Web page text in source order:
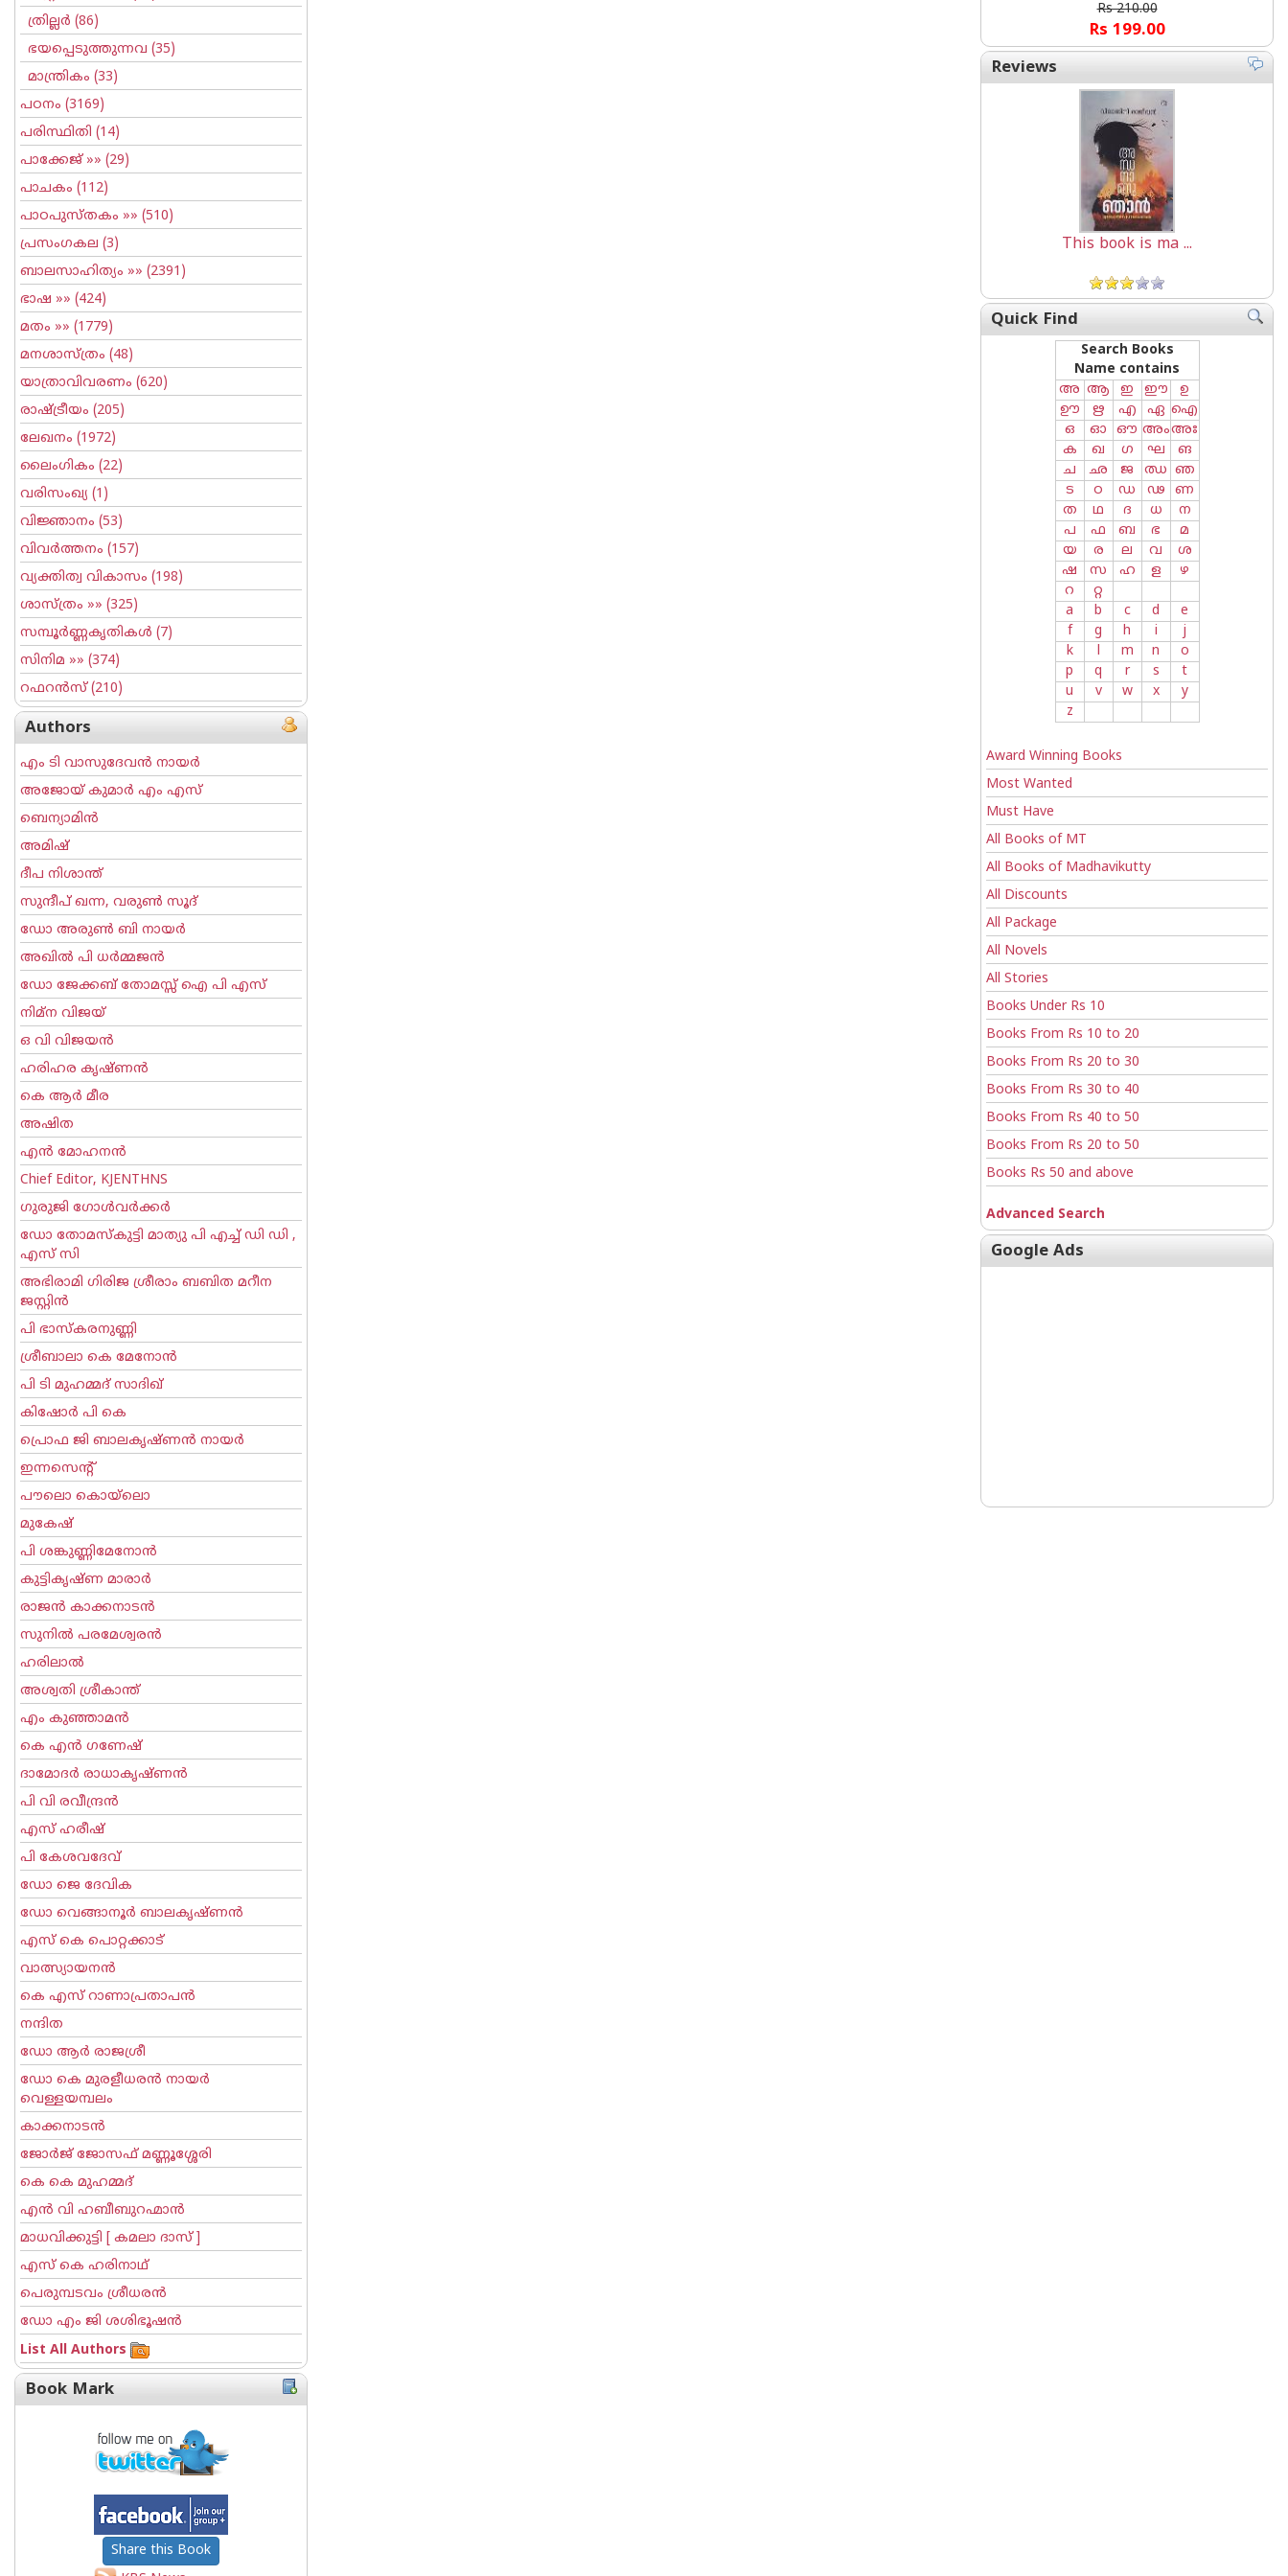
ത്രില്ലര്‍ (86)
ഭയപ്പെടുത്തുന്നവ (35)
മാന്ത്രികം (33)
പഠനം (3169)
പരിസ്ഥിതി (14)
പാക്കേജ് »» (29)
പാചകം (112)
പാഠപുസ്തകം »» (510)
പ്രസംഗകല (3)
ബാലസാഹിത്യം »» (2391)
ഭാഷ »» (424)
മതം »» (1779)
മനശാസ്ത്രം (48)
യാത്രാവിവരണം (620)
രാഷ്ട്രീയം (205)
ലേഖനം (1972)
ലൈംഗികം (22)
വരിസംഖ്യ (1)
വിജ്ഞാനം (53)
വിവര്‍ത്തനം (157)
വ്യക്തിത്വ വികാസം (198)
ശാസ്ത്രം »» (325)
സമ്പൂര്‍ണ്ണകൃതികള്‍ (7)
സിനിമ »» (374)
റഫറന്‍സ്(210)
Authors
എം ടി വാസുദേവന്‍ നായര്‍
അജോയ് കുമാര്‍ എം എസ്
ബെന്യാമിന്‍
അമിഷ്
ദീപ നിശാന്ത്
സുന്ദീപ് ഖന്ന, വരുൺ സൂദ്
ഡോ അരുണ്‍ ബി നായര്‍
അഖില്‍ പി ധര്‍മ്മജന്‍
ഡോ ജേക്കബ് തോമസ്സ് ഐ പി എസ്
നിമ്ന വിജയ്
ഒ വി വിജയന്‍
ഹരിഹര കൃഷ്ണൻ
കെ ആര്‍ മീര
അഷിത
എന്‍ മോഹനന്‍
Chief Editor, KJENTHNS
ഗുരുജി ഗോള്‍‌വര്‍ക്കര്‍
ഡോ തോമസ്കുട്ടി മാത്യു പി എച്ച് ഡി ഡി ,
എസ് സി
അഭിരാമി ഗിരിജ ശ്രീരാം ബബിത മറീന
ജസ്റ്റിന്‍
പി ഭാസ്കരനുണ്ണി
ശ്രീബാലാ കെ മേനോന്‍
പി ടി മുഹമ്മദ് സാദിഖ്‌
കിഷോർ പി കെ
പ്രൊഫ ജി ബാലകൃഷ്ണന്‍ നായര്‍
ഇന്നസെന്റ്‌
പൗലൊ കൊയ്ലൊ
മുകേഷ്
പി ശങ്കുണ്ണിമേനോന്‍
കുട്ടികൃഷ്ണ മാരാര്‍
രാജന്‍ കാക്കനാടന്‍
സുനില്‍ പരമേശ്വരന്‍
ഹരിലാല്‍
അശ്വതി ശ്രീകാന്ത്
എം കുഞ്ഞാമന്‍
കെ എന്‍ ഗണേഷ്
ദാമോദർ രാധാകൃഷ്ണൻ
പി വി രവീന്ദ്രന്‍
എസ് ഹരീഷ്
പി കേശവദേവ്‌
ഡോ ജെ ദേവിക
ഡോ വെങ്ങാനൂര്‍ ബാലകൃഷ്ണന്‍
എസ്‌ കെ പൊറ്റക്കാട്‌
വാത്സ്യായനന്‍
കെ എസ് റാണാപ്രതാപന്‍
നന്ദിത
ഡോ ആര്‍ രാജശ്രീ
ഡോ കെ മുരളീധരന്‍ നായര്‍
വെള്ളയമ്പലം
കാക്കനാടന്‍
ജോര്‍ജ് ജോസഫ് മണ്ണൂശ്ശേരി
കെ കെ മുഹമ്മദ്
എന്‍ വി ഹബീബുറഹ്മാന്‍
മാധവിക്കുട്ടി [ കമലാ ദാസ് ]
എസ് കെ ഹരിനാഥ്
പെരുമ്പടവം ശ്രീധര‌ന്‍
ഡോ എം ജി ശശിഭൂഷന്‍
List All Authors
Book Mark
Share this Book
Rs 210.00
Rs 199.00
Reviews
This book is ma ...
Quick Find
Search Books
Name contains
അ ആ ഇ ഈ
ഉ
ഊ
ഋ എ ഏ ഐ
ഒ
ഓ ഔ അംഅഃ
ക
ഖ ഗ ഘ
ങ
ച
ഛ ജ ഝ ഞ
ട
ഠ ഡ ഢ
ണ
ത
ഥ ദ ധ
ന
പ
ഫ ബ ഭ
മ
യ
ര ല വ
ശ
ഷ
സ ഹ ള
ഴ
റ
റ്റ
a
b c d
e
f
g h i
j
k
l m n
o
p
q r s
t
u
v w x
y
z
Award Winning Books
Most Wanted
Must Have
All Books of MT
All Books of Madhavikutty
All Discounts
All Package
All Novels
All Stories
Books Under Rs 10
Books From Rs 10 to 20
Books From Rs 20 to 30
Books From Rs 30 to 40
Books From Rs 40 to 50
Books From Rs 20 to 50
Books Rs 50 and above
Advanced Search
Google Ads